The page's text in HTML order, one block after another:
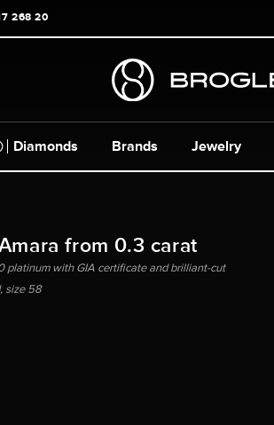
268 20
Diamonds Brands Jewelry
from 0.3 carat
platinum with GIA certificate and brilliant-cut
size 58